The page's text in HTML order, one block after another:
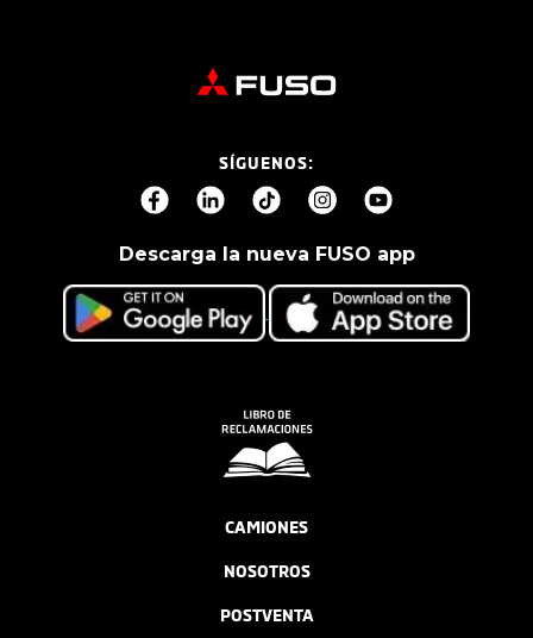
SÍGUENOS:
Descarga la nueva FUSO app
CAMIONES
NOSOTROS
POSTVENTA